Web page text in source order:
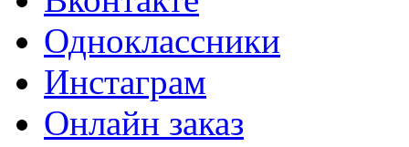
Одноклассники
Инстаграм
Онлайн заказ